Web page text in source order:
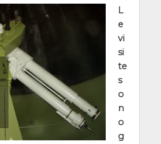
L
e
vi
si
te
s
o
n
o
g